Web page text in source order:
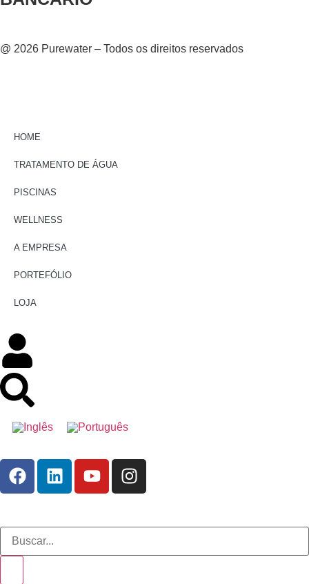
@ 2026 Purewater – Todos os direitos reservados
HOME
TRATAMENTO DE ÁGUA
PISCINAS
WELLNESS
A EMPRESA
PORTEFÓLIO
LOJA